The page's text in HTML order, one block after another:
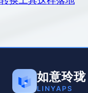
如意玲珑
LINYAPS